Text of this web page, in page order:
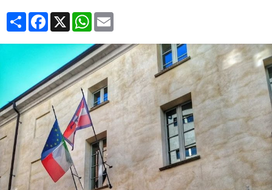
CondividiFacebook
X WhatsApp
Email